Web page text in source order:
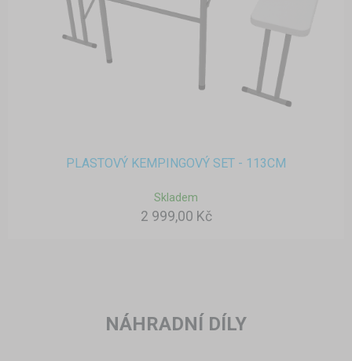
PLASTOVÝ KEMPINGOVÝ SET - 113CM
Skladem
2 999,00 Kč
NÁHRADNÍ DÍLY